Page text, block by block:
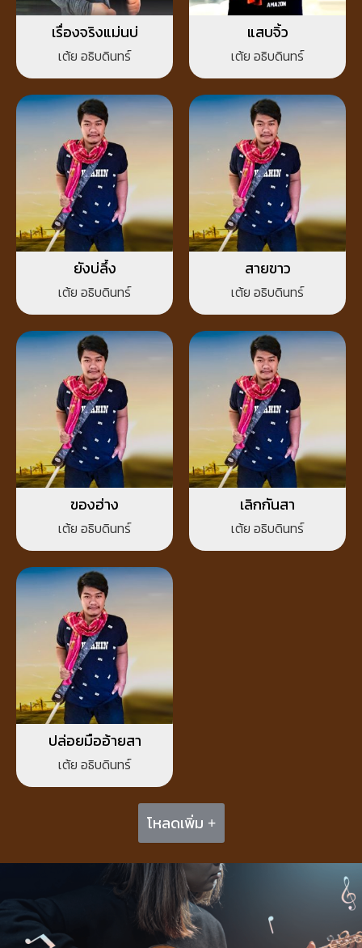
เรื่องจริงแม่นบ่
เต้ย อธิบดินทร์
แสบจิ้ว
เต้ย อธิบดินทร์
ยังบ่ลึ้ง
เต้ย อธิบดินทร์
สายขาว
เต้ย อธิบดินทร์
ของฮ่าง
เต้ย อธิบดินทร์
เลิกกันสา
เต้ย อธิบดินทร์
ปล่อยมืออ้ายสา
เต้ย อธิบดินทร์
โหลดเพิ่ม +